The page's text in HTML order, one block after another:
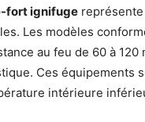
fort ignifuge
Les modèles
au feu de 60 à
Ces équipements
intérieure